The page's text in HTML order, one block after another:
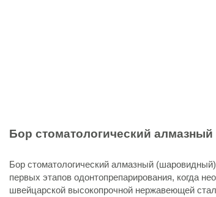
Бор стоматологический
Бор стоматологический алмазный (шаровидный)
первых этапов одонтопрепарирования, когда
швейцарской высокопрочной нержавеющей